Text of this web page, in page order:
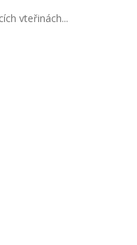
vteřinách...